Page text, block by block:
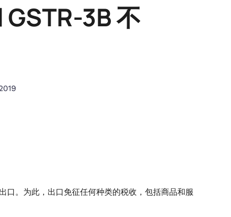
3B 不
口。为此，出口免征任何种类的税收，包括商品和服